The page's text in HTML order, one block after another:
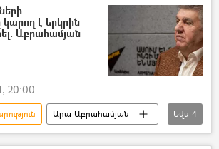
է երկրին
Աբրահամյան
20:00
Արա Աբրահամյան
միություն
Արցախ
Եվս 4